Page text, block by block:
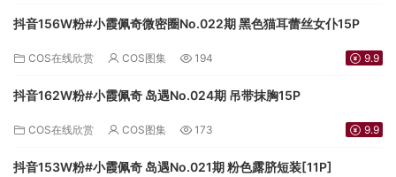
抖音156W粉#小霞佩奇微密圈No.022期 黑色猫耳蕾丝女仆15P
COS在线欣赏 COS图集 194 9.9
抖音162W粉#小霞佩奇 岛遇No.024期 吊带抹胸15P
COS在线欣赏 COS图集 173 9.9
抖音153W粉#小霞佩奇 岛遇No.021期 粉色露脐短装[11P]